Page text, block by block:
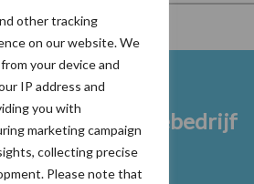
other tracking
on our website. We
your device and
IP address and
you with
marketing campaign
collecting precise
Please note that
Melkveebedrijf